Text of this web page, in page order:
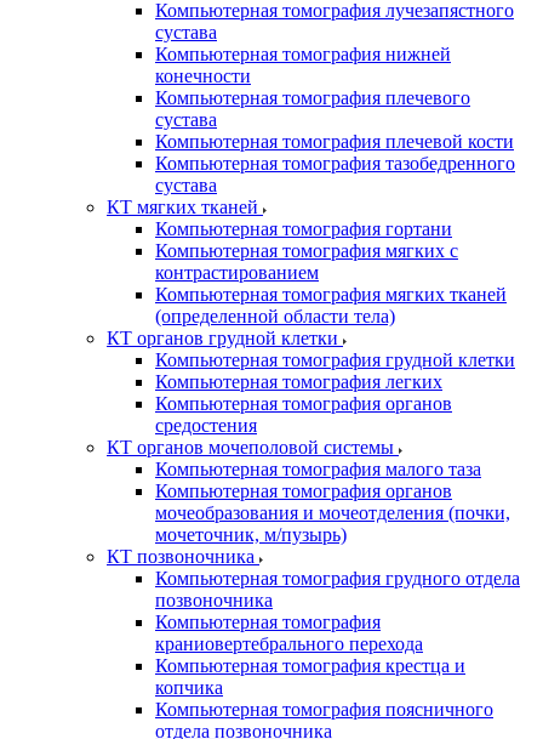
Компьютерная томография лучезапястного
сустава
Компьютерная томография нижней
конечности
Компьютерная томография плечевого
сустава
Компьютерная томография плечевой кости
Компьютерная томография тазобедренного
сустава
КТ мягких тканей
Компьютерная томография гортани
Компьютерная томография мягких с
контрастированием
Компьютерная томография мягких тканей
(определенной области тела)
КТ органов грудной клетки
Компьютерная томография грудной клетки
Компьютерная томография легких
Компьютерная томография органов
средостения
КТ органов мочеполовой системы
Компьютерная томография малого таза
Компьютерная томография органов
мочеобразования и мочеотделения (почки,
мочеточник, м/пузырь)
КТ позвоночника
Компьютерная томография грудного отдела
позвоночника
Компьютерная томография
краниовертебрального перехода
Компьютерная томография крестца и
копчика
Компьютерная томография поясничного
отдела позвоночника